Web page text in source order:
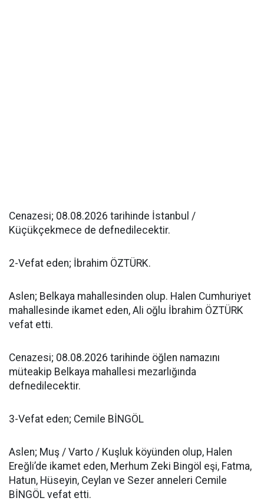
Cenazesi; 08.08.2026 tarihinde İstanbul /
Küçükçekmece de defnedilecektir.
2-Vefat eden; İbrahim ÖZTÜRK.
Aslen; Belkaya mahallesinden olup. Halen Cumhuriyet
mahallesinde ikamet eden, Ali oğlu İbrahim ÖZTÜRK
vefat etti.
Cenazesi; 08.08.2026 tarihinde öğlen namazını
müteakip Belkaya mahallesi mezarlığında
defnedilecektir.
3-Vefat eden; Cemile BİNGÖL
Aslen; Muş / Varto / Kuşluk köyünden olup, Halen
Ereğli’de ikamet eden, Merhum Zeki Bingöl eşi, Fatma,
Hatun, Hüseyin, Ceylan ve Sezer anneleri Cemile
BİNGÖL vefat etti.